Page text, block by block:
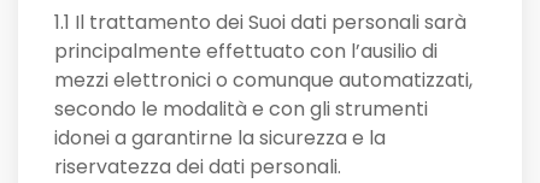
1.1 Il trattamento dei Suoi dati personali sarà
principalmente effettuato con l’ausilio di
mezzi elettronici o comunque automatizzati,
secondo le modalità e con gli strumenti
idonei a garantirne la sicurezza e la
riservatezza dei dati personali.